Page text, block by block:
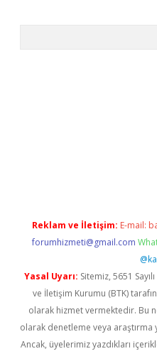
Reklam ve İletişim: E-mail:
forumhizmeti@gmail.com
Yasal Uyarı: Sitemiz, 5651
ve İletişim Kurumu (BTK)
olarak hizmet vermektedir. Bu
olarak denetleme veya
Ancak, üyelerimiz yazdıkları